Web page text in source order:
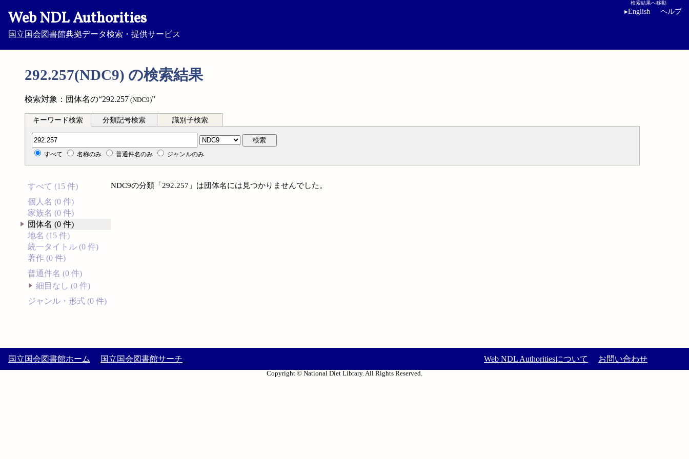
Web NDL Authorities
国立国会図書館典拠データ検索・提供サービス
検索結果へ移動
▸English ヘルプ
292.257(NDC9) の検索結果
検索対象：団体名の“292.257 (NDC9)”
キーワード検索 分類記号検索 識別子検索
分類記号検索 検索
すべて 名称のみ 普通件名のみ ジャンルのみ
すべて (15 件)
個人名 (0 件)
家族名 (0 件)
団体名 (0 件)
地名 (15 件)
統一タイトル (0 件)
著作 (0 件)
普通件名 (0 件)
細目なし (0 件)
ジャンル・形式 (0 件)
NDC9の分類「292.257」は団体名には見つかりませんでした。
国立国会図書館ホーム 国立国会図書館サーチ Web NDL Authoritiesについて お問い合わせ
Copyright © National Diet Library. All Rights Reserved.